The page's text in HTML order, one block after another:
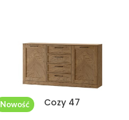
Cozy 47
Nowość